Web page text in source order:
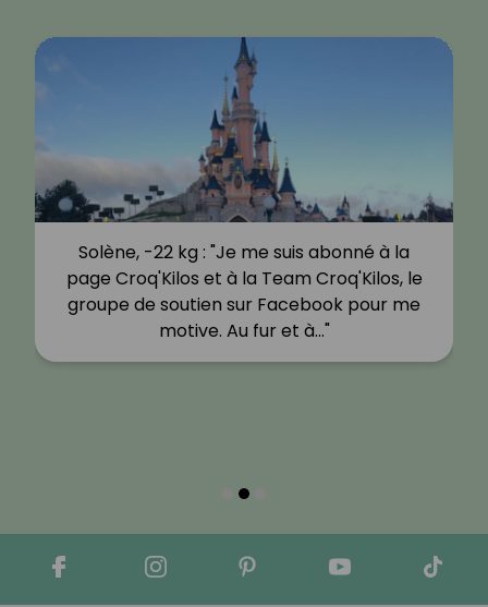
Solène, -22 kg : "Je me suis abonné à la
page Croq'Kilos et à la Team Croq'Kilos, le
groupe de soutien sur Facebook pour me
motive. Au fur et à…"